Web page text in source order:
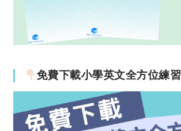
免費下載小學英文全方位練習